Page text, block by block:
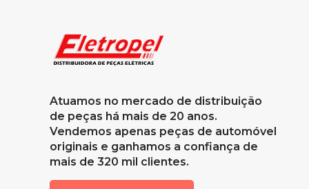
Atuamos no mercado de distribuição
de peças há mais de 20 anos.
Vendemos apenas peças de automóvel
originais e ganhamos a confiança de
mais de 320 mil clientes.